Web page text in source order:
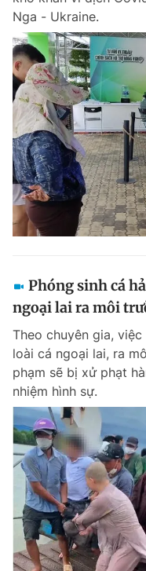
Nga - Ukraine.
Phóng sinh cá
ngoại lai ra môi
Theo chuyên gia,
loài cá ngoại lai, ra
phạm sẽ bị xử phạt
nhiệm hình sự.